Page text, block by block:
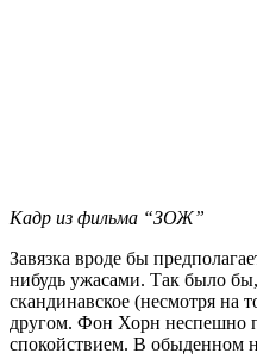
Кадр из фильма “ЗОЖ”
Завязка вроде бы
нибудь ужасами. Так было
скандинавское (несмотря
другом. Фон Хорн неспешно
спокойствием. В обыденном